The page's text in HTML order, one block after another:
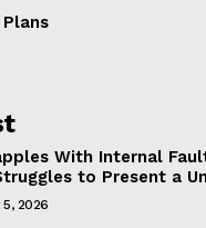
With Internal
to Present a
5, 2026